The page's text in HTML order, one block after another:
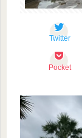
Twitter
Pocket